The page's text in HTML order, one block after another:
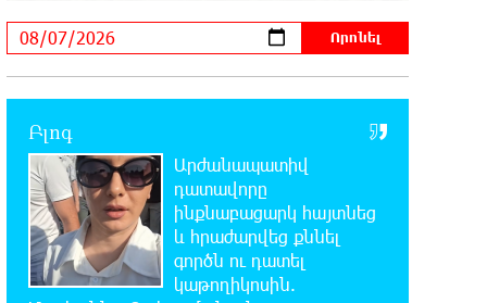
Դանակահարություն՝ Մասիսի
կասկածյալը ձերբակալվել է
17:58:24 7-08-2026
Դատական նիստից հետո Մայր
Տաճարում Վեհափառ Հայրապետը
աղոթք է հնչեցնում ժողովրդի հետ
Բլոգ
Արժանապատիվ
դատավորը
ինքնաբացարկ հայտնեց
և հրաժարվեց քննել
գործն ու դատել
կաթողիկոսին.